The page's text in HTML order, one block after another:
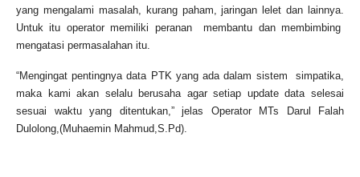
yang mengalami masalah, kurang paham, jaringan lelet dan lainnya.
Untuk itu operator memiliki peranan membantu dan membimbing
mengatasi permasalahan itu.
“Mengingat pentingnya data PTK yang ada dalam sistem simpatika,
maka kami akan selalu berusaha agar setiap update data selesai
sesuai waktu yang ditentukan,” jelas Operator MTs Darul Falah
Dulolong,(Muhaemin Mahmud,S.Pd).